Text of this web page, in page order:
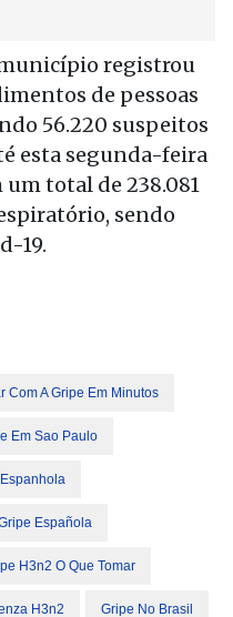
município registrou
de pessoas
56.220 suspeitos
esta segunda-feira
um total de 238.081
sendo
19.
Com A Gripe Em Minutos
Em Sao Paulo
Española
H3n2 O Que Tomar
H3n2 Gripe No Brasil